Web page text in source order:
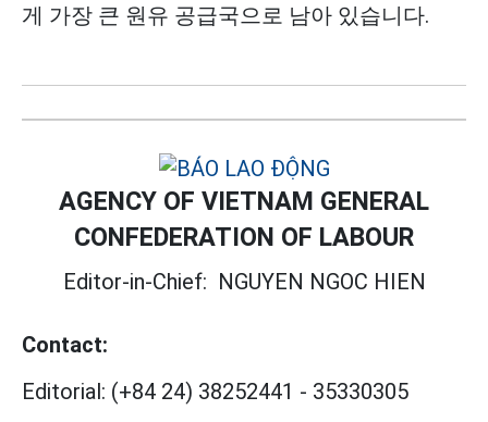
게 가장 큰 원유 공급국으로 남아 있습니다.
AGENCY OF VIETNAM GENERAL
CONFEDERATION OF LABOUR
Editor-in-Chief: NGUYEN NGOC HIEN
Contact:
Editorial: (+84 24) 38252441 - 35330305